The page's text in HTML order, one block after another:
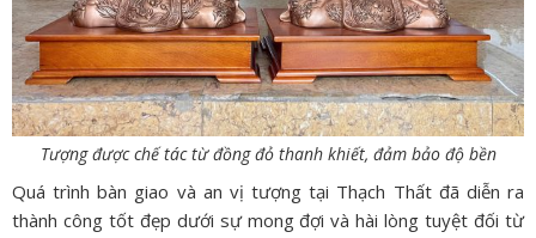
Tượng được chế tác từ đồng đỏ thanh khiết, đảm bảo độ bền
Quá trình bàn giao và an vị tượng tại Thạch Thất đã diễn ra
thành công tốt đẹp dưới sự mong đợi và hài lòng tuyệt đối từ